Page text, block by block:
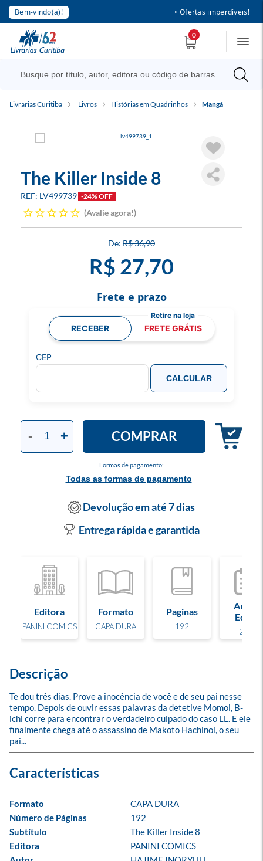
Bem-vindo(a)! • Ofertas imperdíveis!
0
Livrarias Curitiba Livros Histórias em Quadrinhos Mangá
The Killer Inside 8
LV499739 -24% OFF
Avalie agora!
R$ 36,90
R$ 27,70
Formas de pagamento:
Todas as formas de pagamento
- + COMPRAR
Frete e prazo
RECEBER FRETE GRÁTIS
CEP
CALCULAR
Devolução em até 7 dias
Entrega rápida e garantida
Editora
PANINI COMICS
Formato
CAPA DURA
Paginas
192
Ano de
Edição
2023
Descrição
Te dou três dias. Prove a inocência de você e de seu pai nesse
tempo. Depois de ouvir essas palavras da detetive Momoi, B-
ichi corre para encontrar o verdadeiro culpado do caso LL. E ele
finalmente chega até o assassino de Makoto Hachinoi, o seu
pai...
Formato
CAPA DURA
Número de Páginas
192
Subtítulo
The Killer Inside 8
Editora
PANINI COMICS